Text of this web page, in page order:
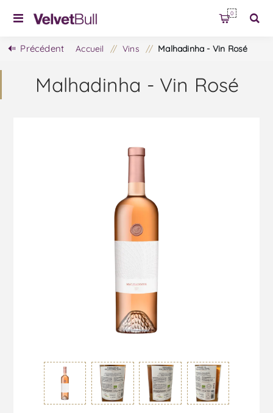
0
Précédent Accueil / Vins / Malhadinha - Vin Rosé
Malhadinha - Vin Rosé